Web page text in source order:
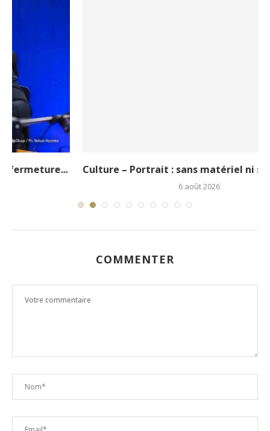
Culture – Portrait : sans matériel ni soutien, le...
COMMENTER